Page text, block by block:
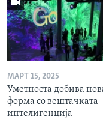
МАРТ 15, 2025
Уметноста добива
форма со вештачката
интелигенција